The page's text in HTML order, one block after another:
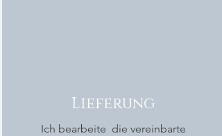
Lieferung
Ich bearbeite die vereinbarte